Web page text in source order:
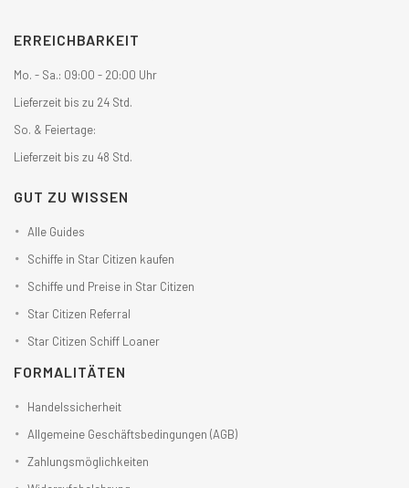
ERREICHBARKEIT
Mo. - Sa.: 09:00 - 20:00 Uhr
Lieferzeit bis zu 24 Std.
So. & Feiertage:
Lieferzeit bis zu 48 Std.
GUT ZU WISSEN
Alle Guides
Schiffe in Star Citizen kaufen
Schiffe und Preise in Star Citizen
Star Citizen Referral
Star Citizen Schiff Loaner
FORMALITÄTEN
Handelssicherheit
Allgemeine Geschäftsbedingungen (AGB)
Zahlungsmöglichkeiten